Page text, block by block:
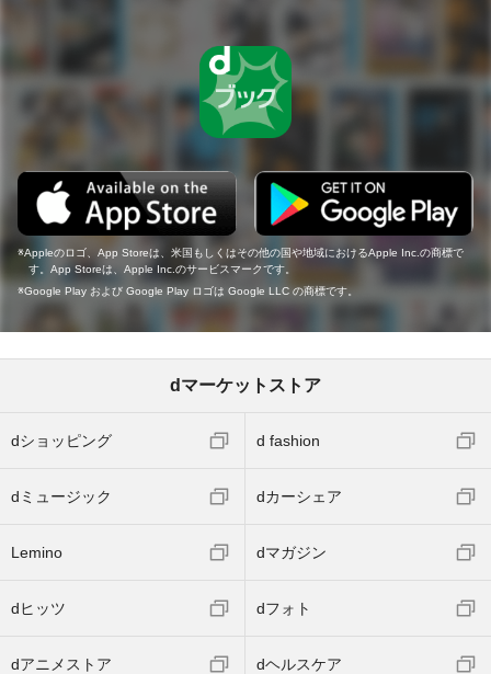
Appleのロゴ、App Storeは、米国もしくはその他の国や地域におけるApple Inc.の商標で
す。App Storeは、Apple Inc.のサービスマークです。
Google Play および Google Play ロゴは Google LLC の商標です。
dマーケットストア
dショッピング d fashion
dミュージック dカーシェア
Lemino dマガジン
dヒッツ dフォト
dアニメストア dヘルスケア